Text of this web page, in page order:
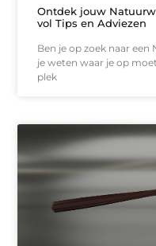
Ontdek jouw
vol Tips en Adviezen
Ben je op zoek naar
je weten waar je op
plek